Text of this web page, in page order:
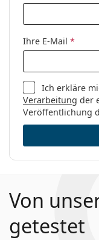
Ihre E-Mail *
Ich erkläre
Verarbeitung der
Veröffentlichung
Von
getestet